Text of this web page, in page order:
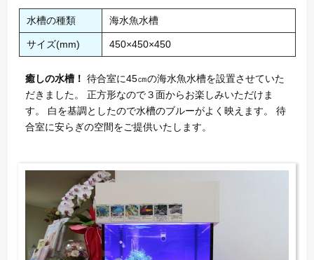
水槽の種類 海水魚水槽
サイズ(mm) 450×450×450
癒しの水槽！ 待合室に45㎝の海水魚水槽を設置させていた
だきました。 正方形なので３面からお楽しみいただけま
す。 白を基調としたので水槽のブルーがよく映えます。 待
合室に安らぎの空間をご提供いたします。